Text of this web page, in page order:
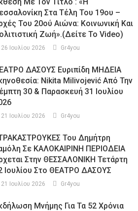
Στα Τέλη Του 19ου –
Του 20ού Αιώνα: Κοινωνική Και
Ζωή».(Δείτε Το Video)
26 Ιουλίου 2026 Gr4you
ΔΑΣΟΥΣ Ευριπίδη ΜΗΔΕΙΑ
Nikita Milivojević Από Την
30 & Παρασκευή 31 Ιουλίου
21 Ιουλίου 2026 Gr4you
Του Δημήτρη
Σε ΚΑΛΟΚΑΙΡΙΝΗ ΠΕΡΙΟΔΕΙΑ
Στην ΘΕΣΣΑΛΟΝΙΚΗ Τετάρτη
Ιουλίου Στο ΘΕΑΤΡΟ ΔΑΣΟΥΣ
21 Ιουλίου 2026 Gr4you
Μνήμης Για Τα 52 Χρόνια